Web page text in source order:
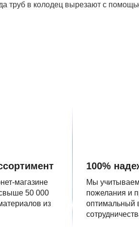
труб в колодец вырезают с
магазине
50 000
из
100%
Мы
пожелания и
оптимальный